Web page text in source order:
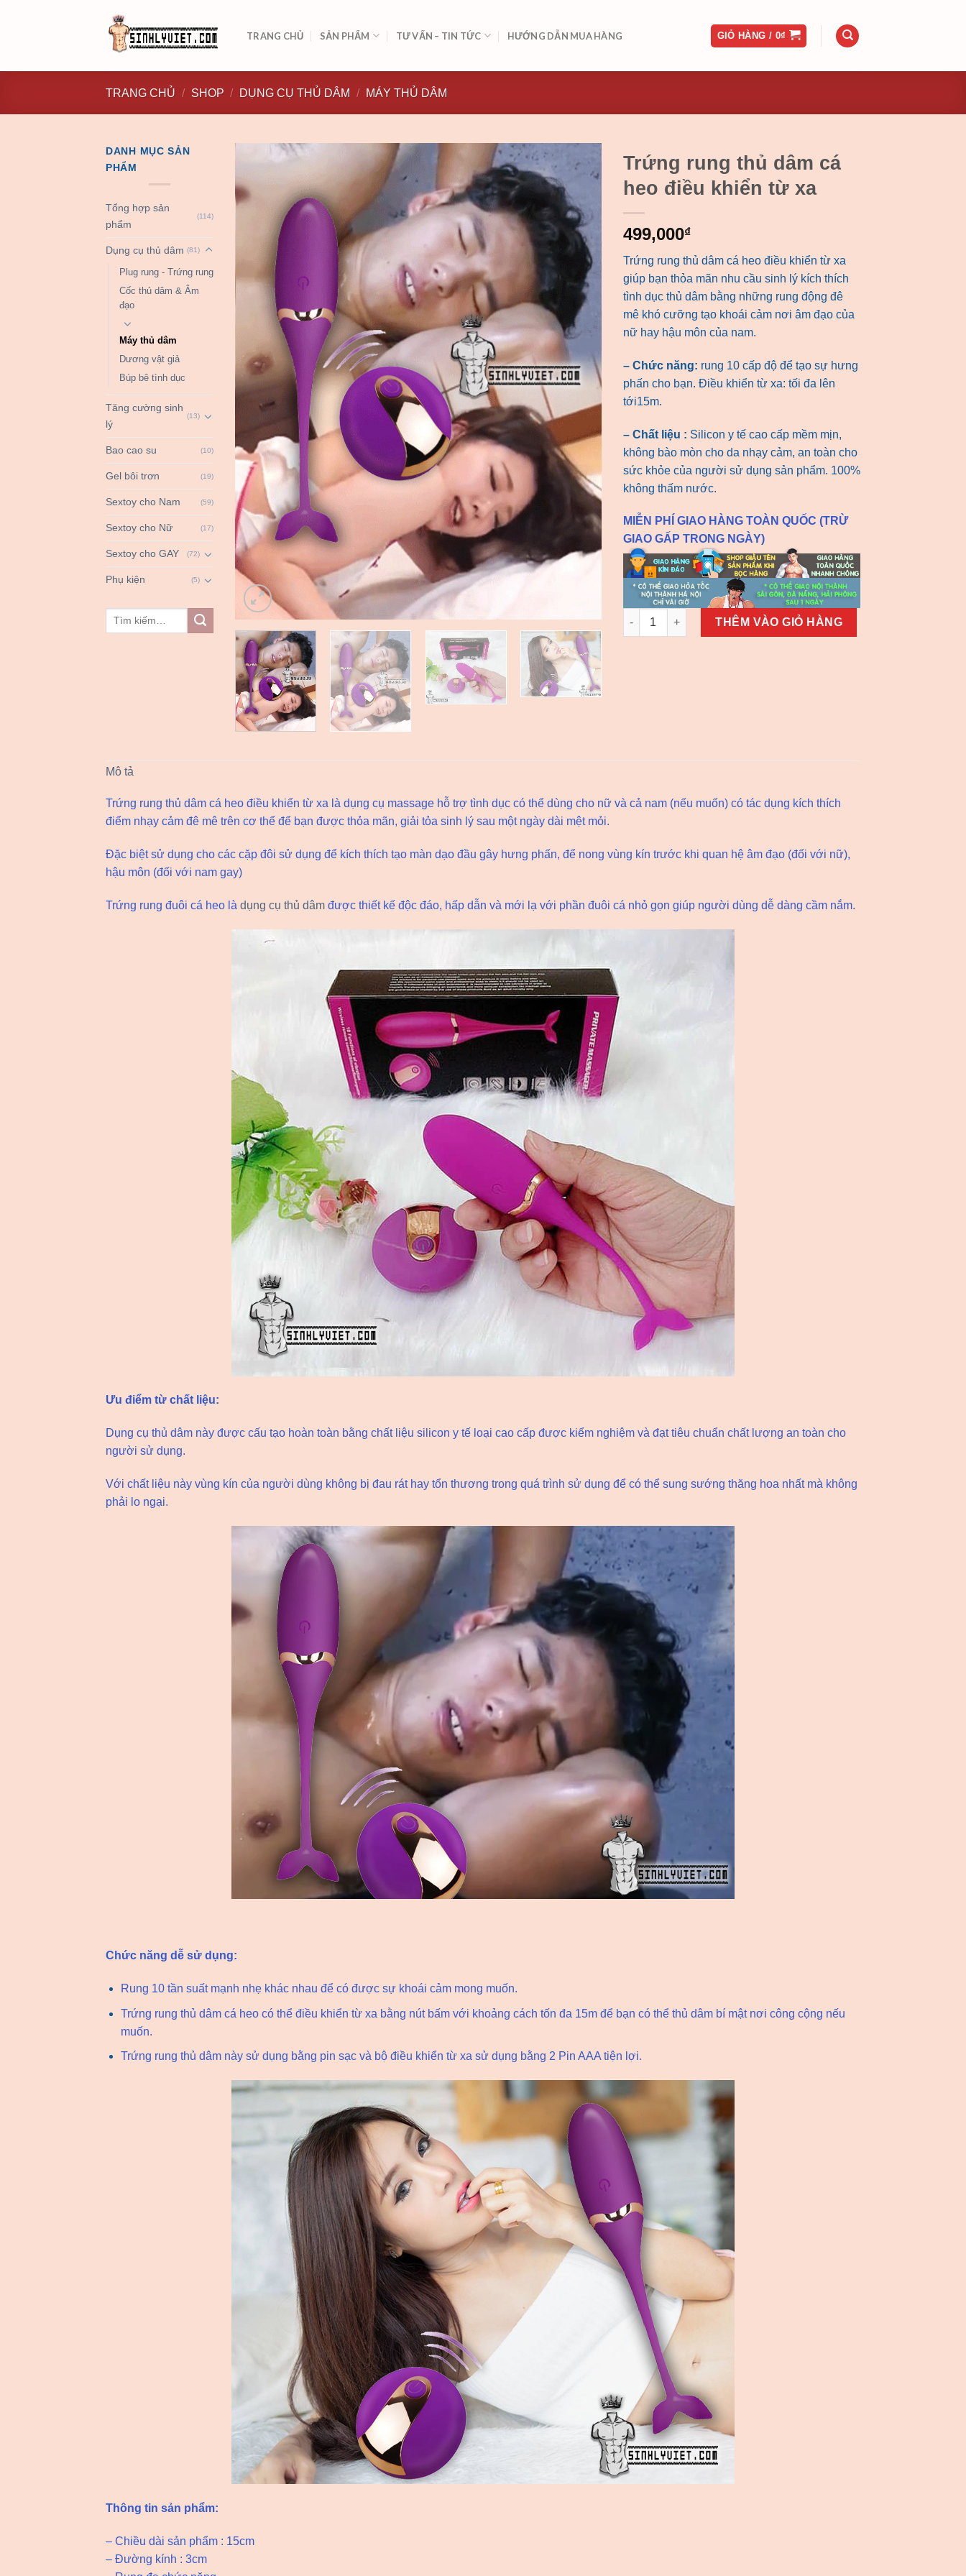
TRANG CHỦ SẢN PHẨM TƯ VẤN – TIN TỨC HƯỚNG DẪN MUA HÀNG GIỎ HÀNG / 0₫
TRANG CHỦ / SHOP / DỤNG CỤ THỦ DÂM / MÁY THỦ DÂM
DANH MỤC SẢN
PHẨM
Tổng hợp sản
phẩm
(114)
Dụng cụ thủ dâm (81)
Plug rung - Trứng rung
Cốc thủ dâm & Âm
đạo
Máy thủ dâm
Dương vật giả
Búp bê tình dục
Tăng cường sinh
lý
(13)
Bao cao su (10)
Gel bôi trơn (19)
Sextoy cho Nam (59)
Sextoy cho Nữ (17)
Sextoy cho GAY (72)
Phụ kiện (5)
Trứng rung thủ dâm cá
heo điều khiển từ xa
499,000₫
Trứng rung thủ dâm cá heo điều khiển từ xa
giúp bạn thỏa mãn nhu cầu sinh lý kích thích
tình dục thủ dâm bằng những rung động đê
mê khó cưỡng tạo khoái cảm nơi âm đạo của
nữ hay hậu môn của nam.
– Chức năng: rung 10 cấp độ để tạo sự hưng
phấn cho bạn. Điều khiển từ xa: tối đa lên
tới15m.
– Chất liệu : Silicon y tế cao cấp mềm mịn,
không bào mòn cho da nhạy cảm, an toàn cho
sức khỏe của người sử dụng sản phẩm. 100%
không thấm nước.
MIỄN PHÍ GIAO HÀNG TOÀN QUỐC (TRỪ
GIAO GẤP TRONG NGÀY)
Trứng rung thủ dâm cá heo điều khiển từ xa số lượng
THÊM VÀO GIỎ HÀNG
Mô tả
Trứng rung thủ dâm cá heo điều khiển từ xa là dụng cụ massage hỗ trợ tình dục có thể dùng cho nữ và cả nam (nếu muốn) có tác dụng kích thích
điểm nhạy cảm đê mê trên cơ thể để bạn được thỏa mãn, giải tỏa sinh lý sau một ngày dài mệt mỏi.
Đặc biệt sử dụng cho các cặp đôi sử dụng để kích thích tạo màn dạo đầu gây hưng phấn, để nong vùng kín trước khi quan hệ âm đạo (đối với nữ),
hậu môn (đối với nam gay)
Trứng rung đuôi cá heo là dụng cụ thủ dâm được thiết kế độc đáo, hấp dẫn và mới lạ với phần đuôi cá nhỏ gọn giúp người dùng dễ dàng cầm nắm.
Ưu điểm từ chất liệu:
Dụng cụ thủ dâm này được cấu tạo hoàn toàn bằng chất liệu silicon y tế loại cao cấp được kiểm nghiệm và đạt tiêu chuẩn chất lượng an toàn cho
người sử dụng.
Với chất liệu này vùng kín của người dùng không bị đau rát hay tổn thương trong quá trình sử dụng để có thể sung sướng thăng hoa nhất mà không
phải lo ngại.
Chức năng dễ sử dụng:
Rung 10 tần suất mạnh nhẹ khác nhau để có được sự khoái cảm mong muốn.
Trứng rung thủ dâm cá heo có thể điều khiển từ xa bằng nút bấm với khoảng cách tốn đa 15m để bạn có thể thủ dâm bí mật nơi công cộng nếu
muốn.
Trứng rung thủ dâm này sử dụng bằng pin sạc và bộ điều khiển từ xa sử dụng bằng 2 Pin AAA tiện lợi.
Thông tin sản phẩm:
– Chiều dài sản phẩm : 15cm
– Đường kính : 3cm